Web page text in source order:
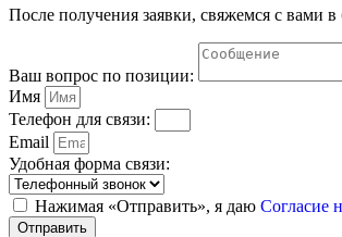
После получения заявки, свяжемся с вами
Ваш вопрос по позиции:
Имя
Телефон для связи:
Email
Удобная форма связи:
Нажимая «Отправить», я даю Согласие
Отправить